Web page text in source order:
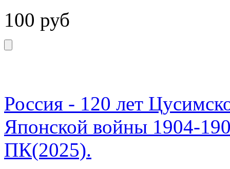
100 руб
Россия - 120 лет
Японской войны 1904-
ПК(2025).